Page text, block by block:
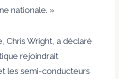
nationale. »
Chris Wright, a déclaré
rejoindrait
les semi-conducteurs